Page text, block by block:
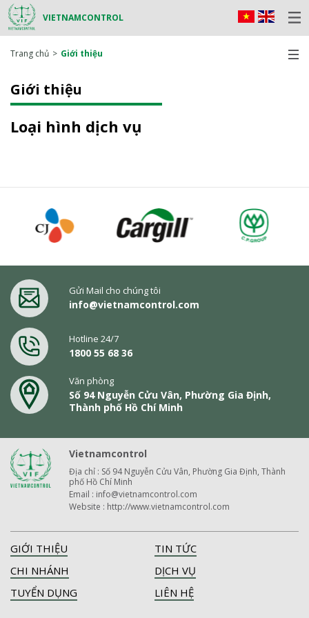
VIETNAMCONTROL
Trang chủ Giới thiệu
Giới thiệu
Loại hình dịch vụ
Gửi Mail cho chúng tôi
info@vietnamcontrol.com
Hotline 24/7
1800 55 68 36
Văn phòng
Số 94 Nguyễn Cửu Vân, Phường Gia Định,
Thành phố Hồ Chí Minh
Vietnamcontrol
Địa chỉ : Số 94 Nguyễn Cửu Vân, Phường Gia Định, Thành
phố Hồ Chí Minh
Email : info@vietnamcontrol.com
Website : http://www.vietnamcontrol.com
GIỚI THIỆU
TIN TỨC
CHI NHÁNH
DỊCH VỤ
TUYỂN DỤNG
LIÊN HỆ